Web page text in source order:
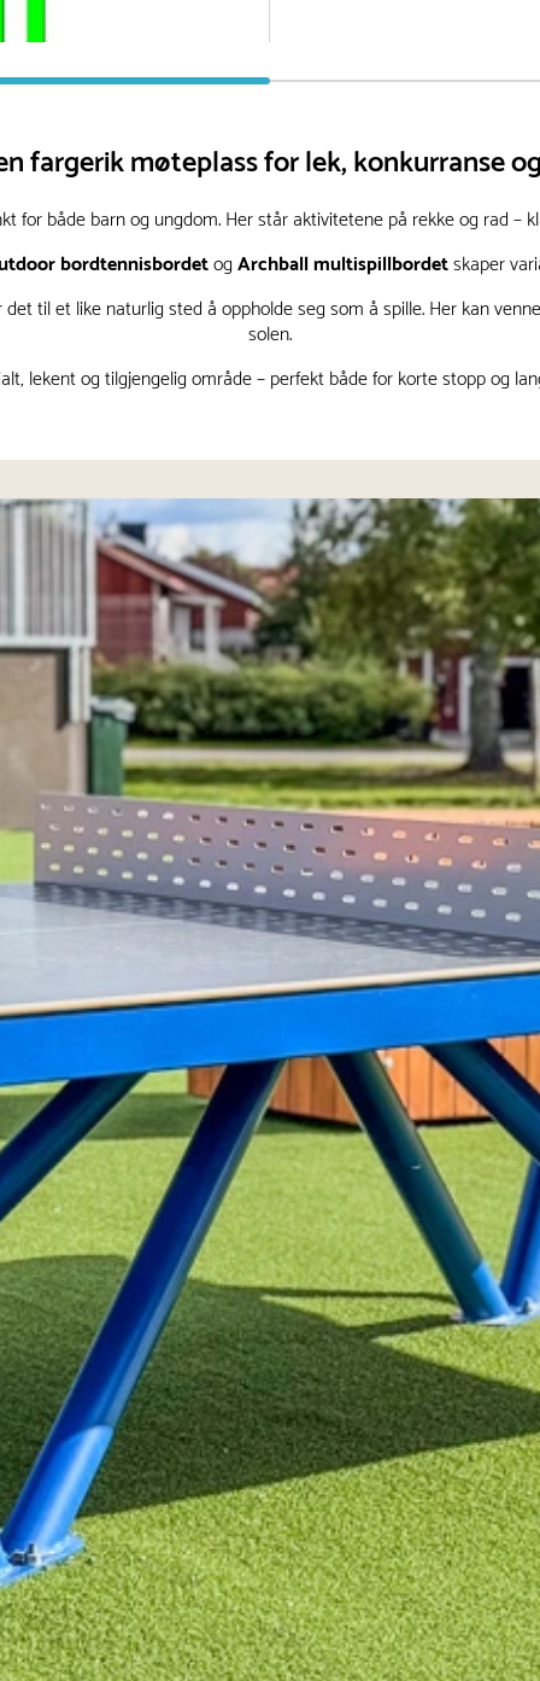
fargerik møteplass for lek, konkurranse
for både barn og ungdom. Her står aktivitetene på rekke og rad
bordtennisbordetogArchball multispillbordetskaper
til et like naturlig sted å oppholde seg som å spille. Her kan
solen.
lekent og tilgjengelig område – perfekt både for korte stopp og